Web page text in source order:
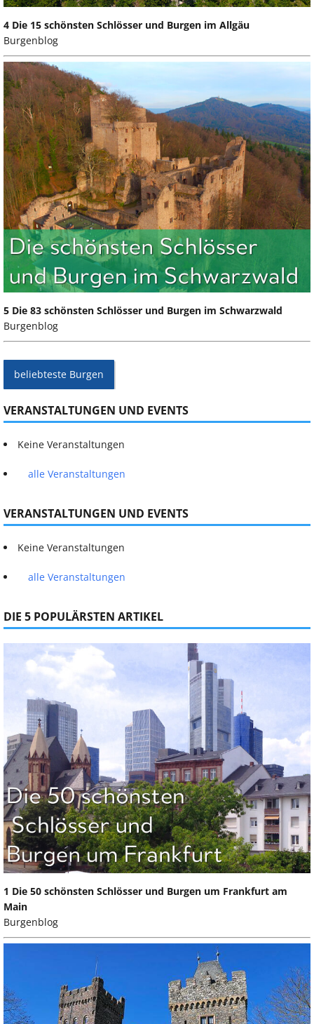
4 Die 15 schönsten Schlösser und Burgen im Allgäu
Burgenblog
5 Die 83 schönsten Schlösser und Burgen im Schwarzwald
Burgenblog
beliebteste Burgen
VERANSTALTUNGEN UND EVENTS
Keine Veranstaltungen
alle Veranstaltungen
VERANSTALTUNGEN UND EVENTS
Keine Veranstaltungen
alle Veranstaltungen
DIE 5 POPULÄRSTEN ARTIKEL
1 Die 50 schönsten Schlösser und Burgen um Frankfurt am
Main
Burgenblog